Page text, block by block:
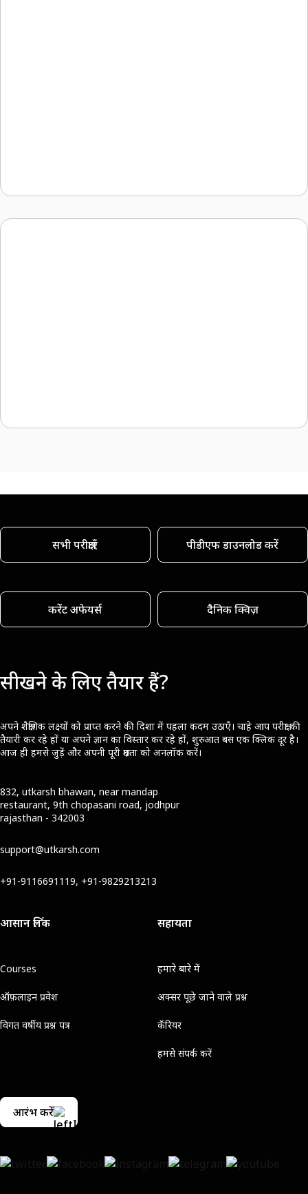
सभी परीक्षाएँ पीडीएफ डाउनलोड करें
करेंट अफेयर्स दैनिक क्विज़
सीखने के लिए तैयार हैं?
अपने शैक्षणिक लक्ष्यों को प्राप्त करने की दिशा में पहला कदम उठाएँ। चाहे आप परीक्षा की
तैयारी कर रहे हों या अपने ज्ञान का विस्तार कर रहे हों, शुरुआत बस एक क्लिक दूर है।
आज ही हमसे जुड़ें और अपनी पूरी क्षमता को अनलॉक करें।
832, utkarsh bhawan, near mandap
restaurant, 9th chopasani road, jodhpur
rajasthan - 342003
support@utkarsh.com
+91-9116691119, +91-9829213213
आसान लिंक
Courses
ऑफ़लाइन प्रवेश
विगत वर्षीय प्रश्न पत्र
सहायता
हमारे बारे में
अक्सर पूछे जाने वाले प्रश्न
कॅरियर
हमसे संपर्क करें
आरंभ करें